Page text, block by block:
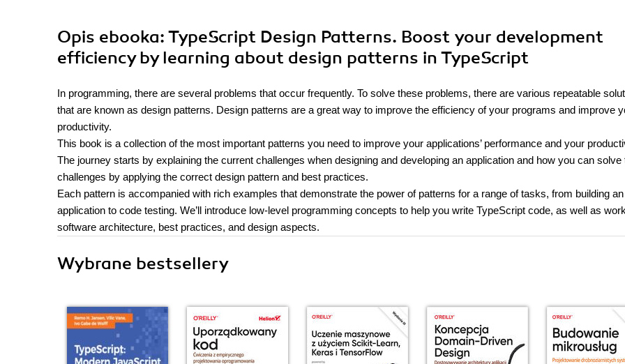
Opis ebooka: TypeScript Design Patterns. Boost your development
efficiency by learning about design patterns in TypeScript
In programming, there are several problems that occur frequently. To solve these problems, there are various repeatable
that are known as design patterns. Design patterns are a great way to improve the efficiency of your programs and improve
productivity.
This book is a collection of the most important patterns you need to improve your applications’ performance and your
The journey starts by explaining the current challenges when designing and developing an application and how you can solve
challenges by applying the correct design pattern and best practices.
Each pattern is accompanied with rich examples that demonstrate the power of patterns for a range of tasks, from building an
application to code testing. We’ll introduce low-level programming concepts to help you write TypeScript code, as well as
software architecture, best practices, and design aspects.
Wybrane bestsellery